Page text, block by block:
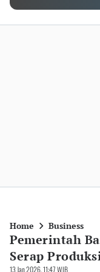
Home Business
Pemerintah
Serap
13 Jan 2026, 11:47 WIB